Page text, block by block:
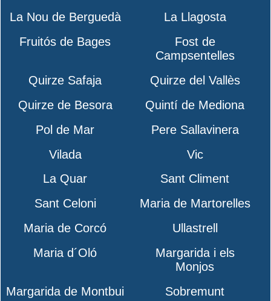
La Nou de Berguedà
La Llagosta
Fruitós de Bages
Fost de
Campsentelles
Quirze Safaja
Quirze del Vallès
Quirze de Besora
Quintí de Mediona
Pol de Mar
Pere Sallavinera
Vilada
Vic
La Quar
Sant Climent
Sant Celoni
Maria de Martorelles
Maria de Corcó
Ullastrell
Maria d´Oló
Margarida i els
Monjos
Margarida de Montbui
Sobremunt